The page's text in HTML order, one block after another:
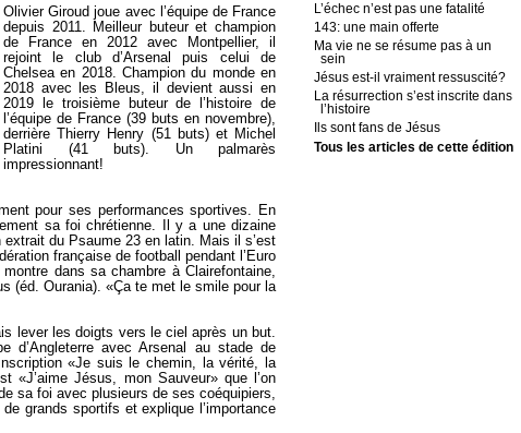
Olivier Giroud joue avec l’équipe de France
depuis 2011. Meilleur buteur et champion
de France en 2012 avec Montpellier, il
rejoint le club d’Arsenal puis celui de
Chelsea en 2018. Champion du monde en
2018 avec les Bleus, il devient aussi en
2019 le troisième buteur de l’histoire de
l’équipe de France (39 buts en novembre),
derrière Thierry Henry (51 buts) et Michel
Platini (41 buts). Un palmarès
impressionnant!
pour ses performances sportives. En
sa foi chrétienne. Il y a une dizaine
du Psaume 23 en latin. Mais il s’est
française de football pendant l’Euro
dans sa chambre à Clairefontaine,
(éd. Ourania). «Ça te met le smile pour la
lever les doigts vers le ciel après un but.
d’Angleterre avec Arsenal au stade de
«Je suis le chemin, la vérité, la
«J’aime Jésus, mon Sauveur» que l’on
sa foi avec plusieurs de ses coéquipiers,
grands sportifs et explique l’importance
L’échec n’est pas une fatalité
143: une main offerte
Ma vie ne se résume pas à un
sein
Jésus est-il vraiment ressuscité?
La résurrection s’est inscrite dans
l’histoire
Ils sont fans de Jésus
Tous les articles de cette édition